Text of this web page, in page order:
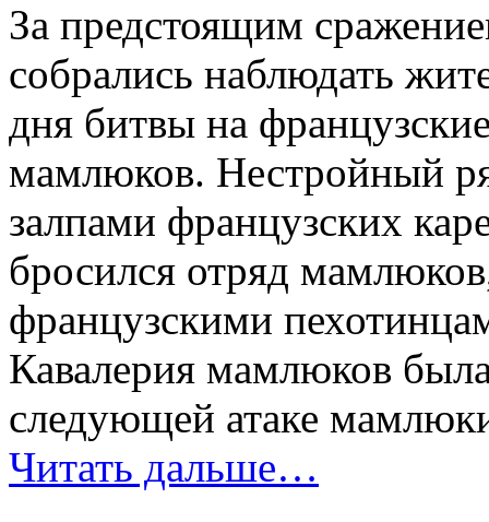
За предстоящим
собрались наблюдать
дня битвы на
мамлюков. Нестройный
залпами французских
бросился отряд
французскими
Кавалерия мамлюков
следующей атаке
Читать дальше…